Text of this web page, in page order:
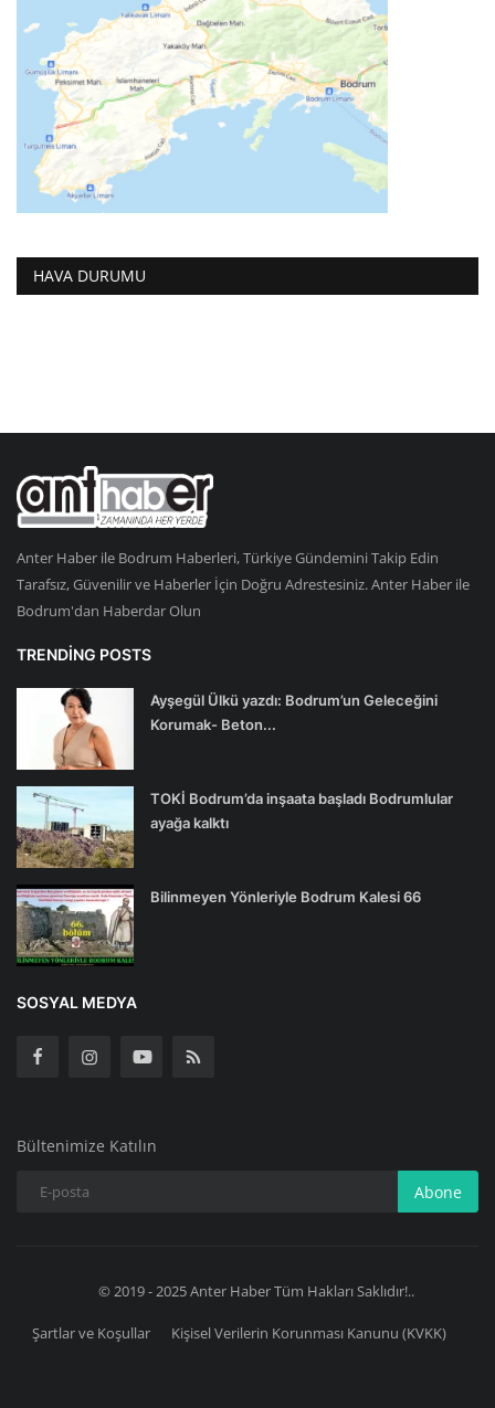
HAVA DURUMU
Anter Haber ile Bodrum Haberleri, Türkiye Gündemini Takip Edin
Tarafsız, Güvenilir ve Haberler İçin Doğru Adrestesiniz. Anter Haber ile
Bodrum'dan Haberdar Olun
TRENDING POSTS
Ayşegül Ülkü yazdı: Bodrum’un Geleceğini
Korumak- Beton...
TOKİ Bodrum’da inşaata başladı Bodrumlular
ayağa kalktı
Bilinmeyen Yönleriyle Bodrum Kalesi 66
SOSYAL MEDYA
Bültenimize Katılın
Abone
© 2019 - 2025 Anter Haber Tüm Hakları Saklıdır!..
Şartlar ve Koşullar Kişisel Verilerin Korunması Kanunu (KVKK)